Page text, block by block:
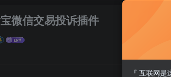
微信交易投诉插件
『 互联网